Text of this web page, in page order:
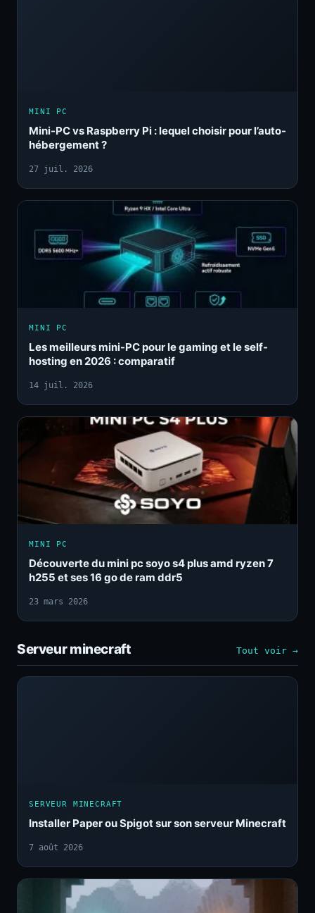
MINI PC
Mini-PC vs Raspberry Pi : lequel choisir pour l’auto-
hébergement ?
27 juil. 2026
MINI PC
Les meilleurs mini-PC pour le gaming et le self-
hosting en 2026 : comparatif
14 juil. 2026
MINI PC
Découverte du mini pc soyo s4 plus amd ryzen 7
h255 et ses 16 go de ram ddr5
23 mars 2026
Serveur minecraft Tout voir →
SERVEUR MINECRAFT
Installer Paper ou Spigot sur son serveur Minecraft
7 août 2026